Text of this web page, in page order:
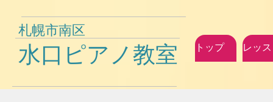
札幌市南区
水口ピアノ教室 トップ レッ